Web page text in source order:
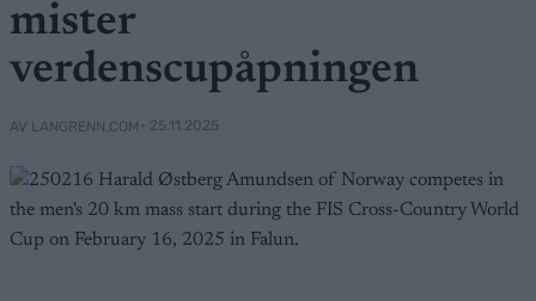
mister
verdenscupåpningen
AV LANGRENN.COM • 25.11.2025